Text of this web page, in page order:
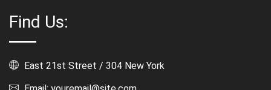
Find Us:
East 21st Street / 304 New York